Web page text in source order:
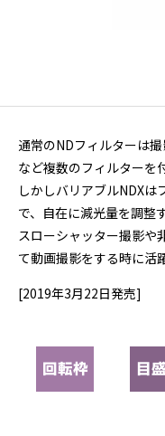
通常のNDフィルターは
など複数のフィルターを
しかしバリアブルNDX
で、自在に減光量を調整
スローシャッター撮影や
て動画撮影をする時に活
[2019年3月22日発売]